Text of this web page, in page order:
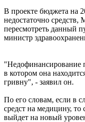
В проекте бюджета на
недостаточно
пересмотреть данный
министр
"Недофинансирование
в котором она
гривну", - заявил он.
По его словам, если в
средст на медицину, то
выйдет на новый